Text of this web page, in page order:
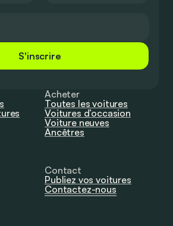
S'inscrire
Acheter
Toutes les voitures
Voitures d’occasion
Voiture neuves
Ancêtres
Contact
Publiez vos voitures
Contactez-nous